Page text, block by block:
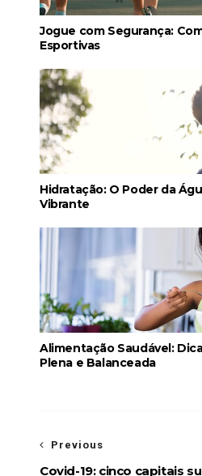
Jogue com Segurança:
Esportivas
Hidratação: O Poder da
Vibrante
Alimentação Saudável:
Plena e Balanceada
Previous
Covid-19: cinco capitais